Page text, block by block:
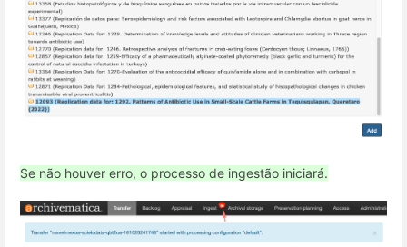
Se não houver erro, o processo de ingestão iniciará.